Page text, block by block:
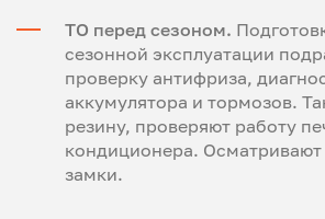
ТО перед сезоном.
сезонной эксплуатации
проверку антифриза,
аккумулятора и тормозов.
резину, проверяют работу
кондиционера. Осматривают
замки.